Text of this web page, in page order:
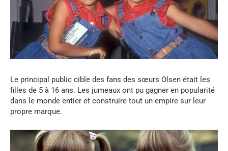
Le principal public cible des fans des sœurs Olsen était les
filles de 5 à 16 ans. Les jumeaux ont pu gagner en popularité
dans le monde entier et construire tout un empire sur leur
propre marque.